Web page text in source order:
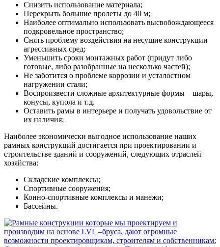
Снизить использование материала;
Перекрыть большие пролеты до 40 м;
Наиболее оптимально использовать высвобождающееся
подкровельное пространство;
Снять проблему воздействия на несущие конструкции
агрессивных сред;
Уменьшить сроки монтажных работ (придут либо
готовые, либо разобранные на несколько частей);
Не заботится о проблеме коррозии и усталостном
нагружении стали;
Воспроизвести сложные архитектурные формы – шары,
конусы, купола и т.д.
Оставить рамы в интерьере и получать удовольствие от
их наличия;
Наиболее экономически выгодное использование наших
рамных конструкций достигается при проектировании и
строительстве зданий и сооружений, следующих отраслей
хозяйства:
Складские комплексы;
Спортивные сооружения;
Конно-спортивные комплексы и манежи;
Бассейны.